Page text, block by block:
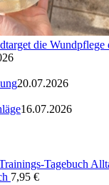
die Wundpflege
20.07.2026
16.07.2026
7,95 €